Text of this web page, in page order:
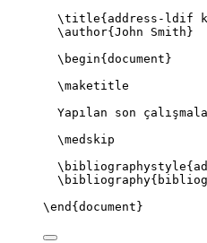
\title{address-ldif
\author{John Smith}
\begin{ document }
\maketitle
Yapılan son
\medskip
\bibliographystyle
\bibliography
\end { document }